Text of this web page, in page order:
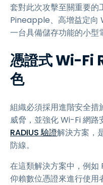
套對此次攻擊至關重要
Pineapple、高增益定向
一台具備儲存功能的小型
憑證式 Wi-Fi
色
組織必須採用進階安全
威脅，並強化 Wi-Fi 網
RADIUS 驗證解決方案，
防線。
在這類解決方案中，例
仰賴數位憑證來進行使用